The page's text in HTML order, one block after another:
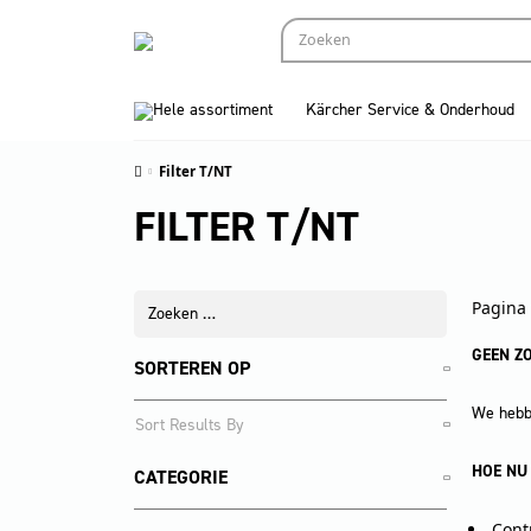
Hele assortiment Kärcher Service & Onderhoud
Filter T/NT
FILTER T/NT
SORTEREN OP
CATEGORIE
Pagina
GEEN
We
HOE